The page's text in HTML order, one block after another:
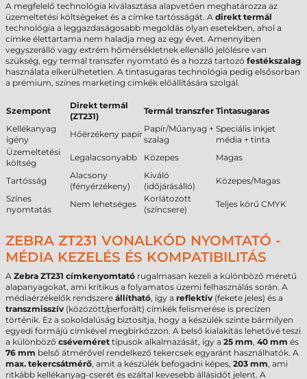
A megfelelő technológia kiválasztása alapvetően meghatározza az
üzemeltetési költségeket és a címke tartósságát. A direkt termál
technológia a leggazdaságosabb megoldás olyan esetekben, ahol a
címke élettartama nem haladja meg az egy évet. Amennyiben
vegyszerálló vagy extrém hőmérsékletnek ellenálló jelölésre van
szükség, egy termál transzfer nyomtató és a hozzá tartozó festékszalag
használata elkerülhetetlen. A tintasugaras technológia pedig elsősorban
a prémium, színes marketing címkék előállítására szolgál.
Szempont
Direkt termál
(ZT231)
Termál transzfer Tintasugaras
Kellékanyag
igény
Hőérzékeny papír
Papír/Műanyag +
szalag
Speciális inkjet
média + tinta
Üzemeltetési
költség
Legalacsonyabb Közepes Magas
Tartósság
Alacsony
(fényérzékeny)
Kiváló
(időjárásálló)
Közepes/Magas
Színes
nyomtatás
Nem lehetséges
Korlátozott
(színcsere)
Teljes körű CMYK
ZEBRA ZT231 VONALKÓD NYOMTATÓ -
MÉDIA KEZELÉS ÉS KOMPATIBILITÁS
A Zebra ZT231 címkenyomtató rugalmasan kezeli a különböző méretű
alapanyagokat, ami kritikus a folyamatos üzemi felhasználás során. A
médiaérzékelők rendszere állítható, így a reflektív (fekete jeles) és a
transzmisszív (közözött/perforált) címkék felismerése is precízen
történik. Ez a sokoldalúság biztosítja, hogy a készülék szinte bármilyen
egyedi formájú címkével megbirkózzon. A belső kialakítás lehetővé teszi
a különböző cséveméret típusok alkalmazását, így a 25 mm, 40 mm és
76 mm belső átmérővel rendelkező tekercsek egyaránt használhatók. A
max. tekercsátmérő, amit a készülék befogadni képes, 203 mm, ami
ritkább kellékanyag-cserét és ezáltal kevesebb állásidőt jelent. A